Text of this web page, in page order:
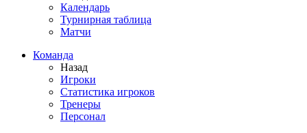
Календарь
Турнирная таблица
Матчи
Команда
Назад
Игроки
Статистика игроков
Тренеры
Персонал